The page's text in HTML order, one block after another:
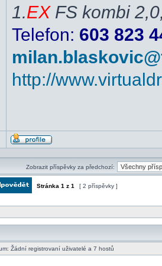
1.EXFS kombi
Telefon: 603 823
http://
Profil
Zobrazit příspěvky za předchozí:
Stránka 1 z 1 [ 2 příspěvky ]
Žádní registrovaní uživatelé a 7 hostů